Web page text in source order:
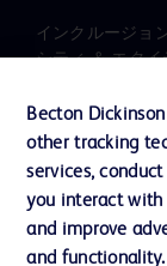
インクルージョ
シティ ＆ エクイ
会社案内
お問い合わせ
Becton
other tracking
services,
you interact with
and improve
and functionality.